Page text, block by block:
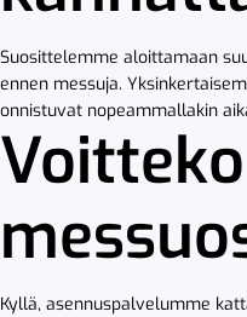
Suosittelemme aloittamaan
ennen messuja.
onnistuvat nopeammallakin
Kyllä, asennuspalvelumme